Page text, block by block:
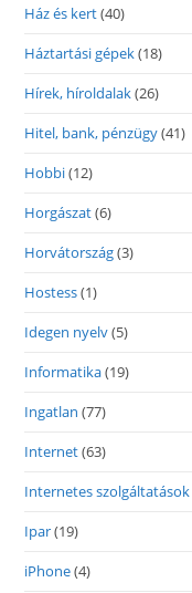
Ház és kert(40)
Háztartási gépek(18)
Hírek, híroldalak(26)
Hitel, bank, pénzügy(41)
Hobbi(12)
Horgászat(6)
Horvátország(3)
Hostess(1)
Idegen nyelv(5)
Informatika(19)
Ingatlan (77)
Internet(63)
Internetes szolgáltatások
Ipar(19)
iPhone(4)